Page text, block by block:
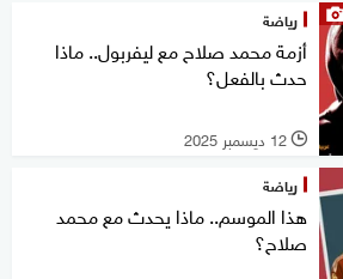
رياضة
أزمة محمد صلاح مع ليفربول.. ماذا
حدث بالفعل؟
l 12 ديسمبر 2025
رياضة
هذا الموسم.. ماذا يحدث مع محمد
صلاح؟